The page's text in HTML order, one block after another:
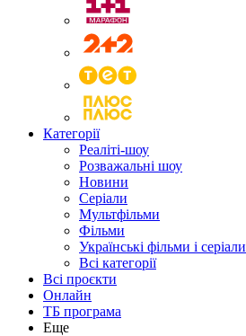
Категорії
Реаліті-шоу
Розважальні шоу
Новини
Серіали
Мультфільми
Фільми
Українські фільми і серіали
Всі категорії
Всі проєкти
Онлайн
ТБ програма
Еще